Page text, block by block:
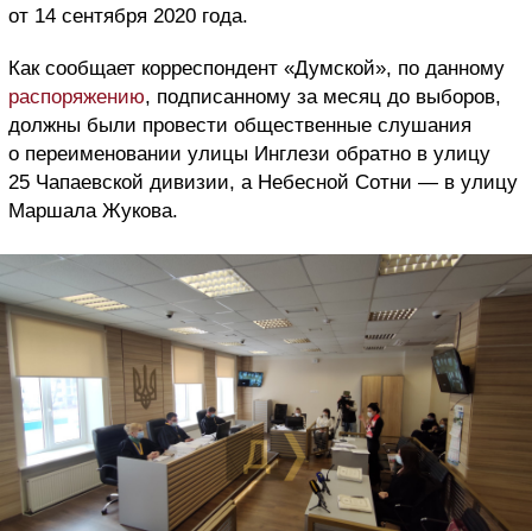
от 14 сентября 2020 года.
Как сообщает корреспондент «Думской», по данному
распоряжению, подписанному за месяц до выборов,
должны были провести общественные слушания
о переименовании улицы Инглези обратно в улицу
25 Чапаевской дивизии, а Небесной Сотни — в улицу
Маршала Жукова.